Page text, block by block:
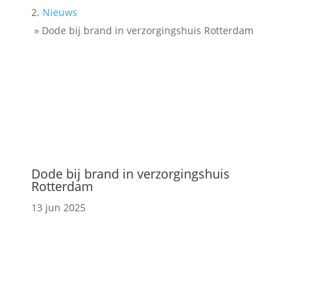
Nieuws
» Dode bij brand in verzorgingshuis Rotterdam
Dode bij brand in verzorgingshuis
Rotterdam
13 jun 2025